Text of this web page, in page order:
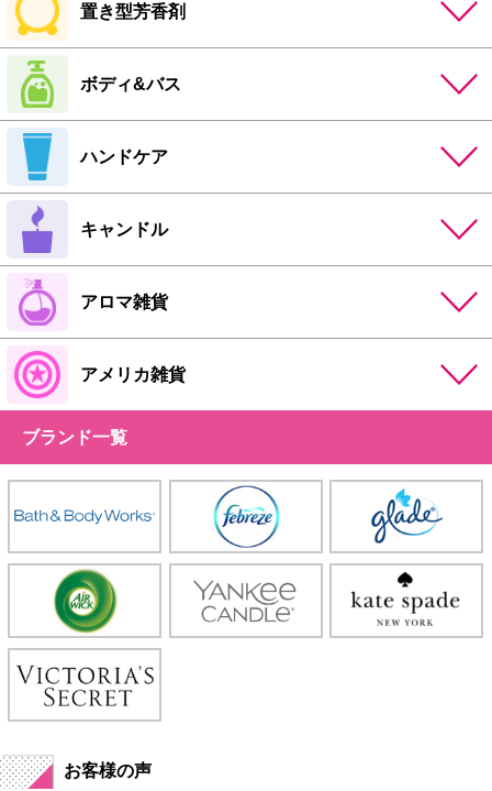
置き型芳香剤
ボディ&バス
ハンドケア
キャンドル
アロマ雑貨
アメリカ雑貨
ブランド一覧
お客様の声